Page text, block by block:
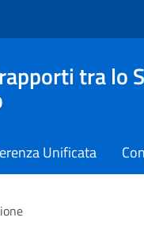
tra lo
Unificata